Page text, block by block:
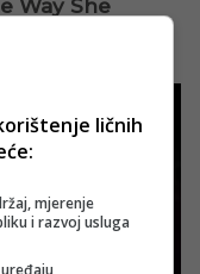
ličnih
mjerenje
i razvoj usluga